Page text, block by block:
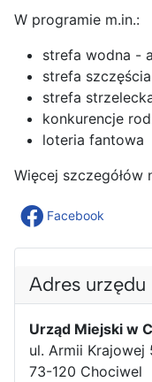
W programie m.in.:
strefa wodna -
strefa
strefa
konkurencje
loteria fantowa
Więcej szczegółów
Facebook
Adres urzędu
Urząd Miejski w
ul. Armii Krajowej
73-120 Chociwel